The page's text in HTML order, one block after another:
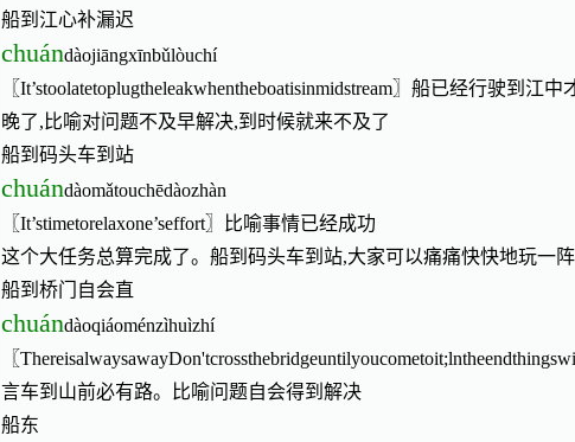
船到江心补漏迟
chuándàojiāngxīnbǔlòuchí
〖It’stoolatetoplugtheleakwhentheboatisinmidstream〗船已经行驶到江
晚了,比喻对问题不及早解决,到时候就来不及了
船到码头车到站
chuándàomǎtouchēdàozhàn
〖It’stimetorelaxone’seffort〗比喻事情已经成功
这个大任务总算完成了。船到码头车到站,大家可以痛痛快快地玩一
船到桥门自会直
chuándàoqiáoménzìhuìzhí
〖
言车到山前必有路。比喻问题自会得到解决
船东